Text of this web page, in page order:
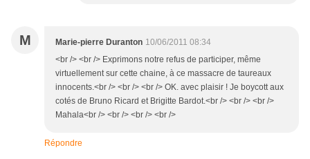
M Marie-pierre Duranton 10/06/2011 08:34
<br /> <br /> Exprimons notre refus de participer, même
virtuellement sur cette chaine, à ce massacre de taureaux
innocents.<br /> <br /> <br /> OK. avec plaisir ! Je boycott aux
cotés de Bruno Ricard et Brigitte Bardot.<br /> <br /> <br />
Mahala<br /> <br /> <br /> <br />
Répondre